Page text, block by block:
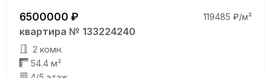
6500000 ₽ 119485 ₽/м²
квартира № 133224240
2 комн.
54.4 м²